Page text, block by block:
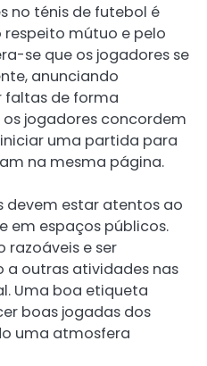
no ténis de futebol é
mútuo e pelo
se que os jogadores se
anunciando
faltas de forma
jogadores concordem
uma partida para
na mesma página.
devem estar atentos ao
em espaços públicos.
razoáveis e ser
a outras atividades nas
Uma boa etiqueta
boas jogadas dos
uma atmosfera